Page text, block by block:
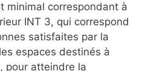
minimal correspondant à
INT 3, qui correspond
satisfaites par la
espaces destinés à
pour atteindre la